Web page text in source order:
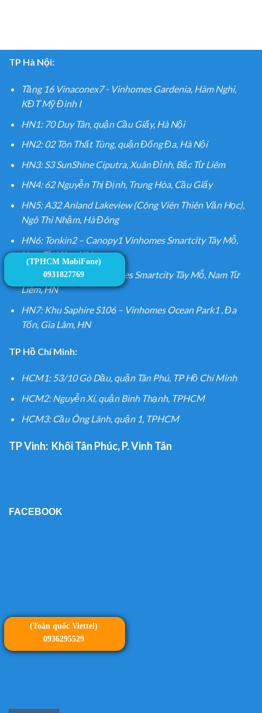
TP Hà Nội:
Tầng 16 Vinaconex7 - Vinhomes Gardenia, Hàm Nghi,
KĐT Mỹ Đình I
HN1: 70 Duy Tân, quận Cầu Giấy, Hà Nội
HN2: 02 Tôn Thất Tùng, quận Đống Đa, Hà Nội
HN3: S3 SunShine Ciputra, Xuân Đỉnh, Bắc Từ Liêm
HN4: 62 Nguyễn Thị Định, Trung Hòa, Cầu Giấy
HN5: A32 Anland Lakeview (Công Viên Thiên Văn Học),
Ngô Thì Nhậm, Hà Đông
HN6: Tonkin2 – Canopy1 Vinhomes Smartcity Tây Mỗ,
Nam Từ Liêm, HN
HN6: SA1 Sakura Vinhomes Smartcity Tây Mỗ, Nam Từ
Liêm, HN
HN7: Khu Saphire S106 – Vinhomes Ocean Park1 , Đa
Tốn, Gia Lâm, HN
TP Hồ Chí Minh:
HCM1: 53/10 Gò Dầu, quận Tân Phú, TP Hồ Chí Minh
HCM2: Nguyễn Xí, quận Bình Thạnh, TPHCM
HCM3: Cầu Ông Lãnh, quận 1, TPHCM
TP Vinh: Khối Tân Phúc, P. Vinh Tân
FACEBOOK
(Toàn quốc Viettel)
0936295529
(TPHCM MobiFone)
0931827769